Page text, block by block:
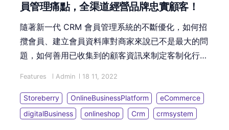
員管理痛點，全渠道經營品牌忠實顧客！
隨著新一代 CRM 會員管理系統的不斷優化，如何招
攬會員、建立會員資料庫對商家來說已不是最大的問
題，如何善用已收集到的顧客資訊來制定客制化行銷
CRM 系統，來進一步優化您的會員經營手法！
Features Admin 18 11, 2022
Storeberry OnlineBusinessPlatform
eCommerce
digitalBusiness
onlineshop Crm crmsystem